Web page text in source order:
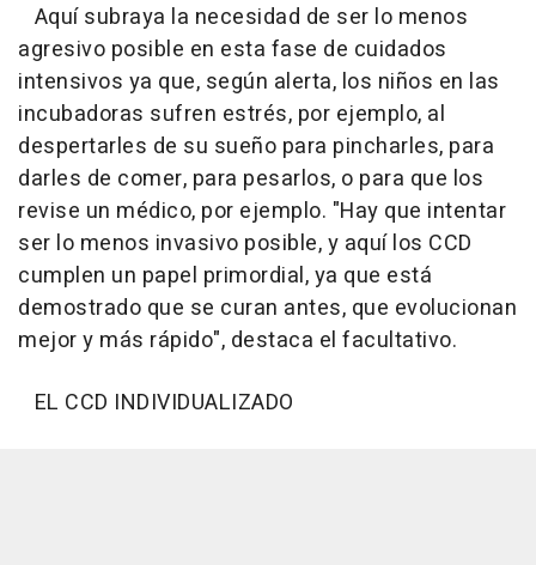
Aquí subraya la necesidad de ser lo menos
agresivo posible en esta fase de cuidados
intensivos ya que, según alerta, los niños en las
incubadoras sufren estrés, por ejemplo, al
despertarles de su sueño para pincharles, para
darles de comer, para pesarlos, o para que los
revise un médico, por ejemplo. "Hay que intentar
ser lo menos invasivo posible, y aquí los CCD
cumplen un papel primordial, ya que está
demostrado que se curan antes, que evolucionan
mejor y más rápido", destaca el facultativo.
EL CCD INDIVIDUALIZADO